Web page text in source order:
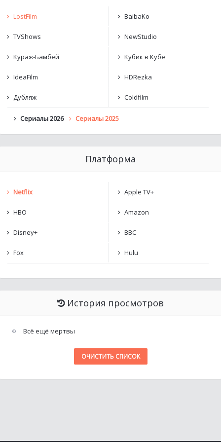
LostFilm BaibaKo
TVShows NewStudio
Кураж-Бамбей Кубик в Кубе
IdeaFilm HDRezka
Дубляж Coldfilm
Сериалы 2026 Сериалы 2025
Платформа
Netflix Apple TV+
HBO Amazon
Disney+ BBC
Fox Hulu
История просмотров
Всё ещё мертвы
ОЧИСТИТЬ СПИСОК